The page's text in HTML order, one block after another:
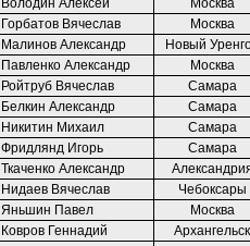
Володин Алексей
Москва
Горбатов Вячеслав
Москва
Малинов Александр
Новый
Павленко Александр
Москва
Ройтруб Вячеслав
Самара
Белкин Александр
Самара
Никитин Михаил
Самара
Фридлянд Игорь
Самара
Ткаченко Александр
Нидаев Вячеслав
Чебоксары
Яньшин Павел
Москва
Ковров Геннадий
Архангельск